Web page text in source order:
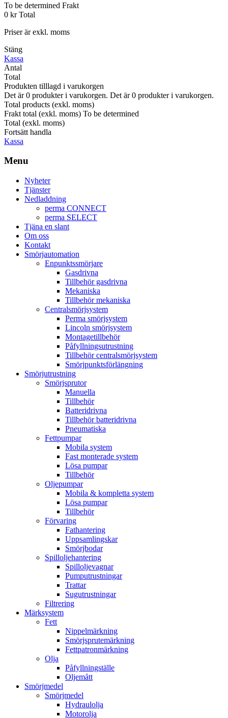
To be determined Frakt
0 kr Total
Priser är exkl. moms
Stäng
Kassa
Antal
Total
Produkten tilllagd i varukorgen
Det är0 produkter i varukorgen. Det är0 produkter i varukorgen.
Total products (exkl. moms)
Frakt total (exkl. moms) To be determined
Total (exkl. moms)
Fortsätt handla
Kassa
Menu
Nyheter
Tjänster
Nedladdning
perma CONNECT
perma SELECT
Tjäna en slant
Om oss
Kontakt
Smörjautomation
Enpunktssmörjare
Gasdrivna
Tillbehör gasdrivna
Mekaniska
Tillbehör mekaniska
Centralsmörjsystem
Perma smörjsystem
Lincoln smörjsystem
Montagetillbehör
Påfyllningsutrustning
Tillbehör centralsmörjsystem
Smörjpunktsförlängning
Smörjutrustning
Smörjsprutor
Manuella
Tillbehör
Batteridrivna
Tillbehör batteridrivna
Pneumatiska
Fettpumpar
Mobila system
Fast monterade system
Lösa pumpar
Tillbehör
Oljepumpar
Mobila & kompletta system
Lösa pumpar
Tillbehör
Förvaring
Fathantering
Uppsamlingskar
Smörjbodar
Spilloljehantering
Spilloljevagnar
Pumputrustningar
Trattar
Sugutrustningar
Filtrering
Märksystem
Fett
Nippelmärkning
Smörjsprutemärkning
Fettpatronmärkning
Olja
Påfyllningställe
Oljemått
Smörjmedel
Smörjmedel
Hydraulolja
Motorolja